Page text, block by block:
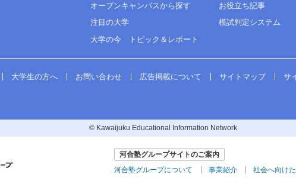
オープンキャンパスから探す
注目の大学
大学の今 トピック＆レポート
お役立ち記事
模試判定システム
大学生の方へ お問い合わせ 広告掲載について サイトマップ サ
© Kawaijuku Educational Information Network
河合塾グループサイトのご案内
河合塾グループについて
事業紹介 社会へ向け